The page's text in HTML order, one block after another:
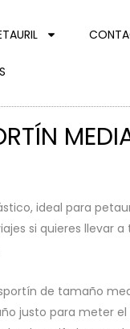
ideal para
si quieres llevar
de tamaño
justo para meter